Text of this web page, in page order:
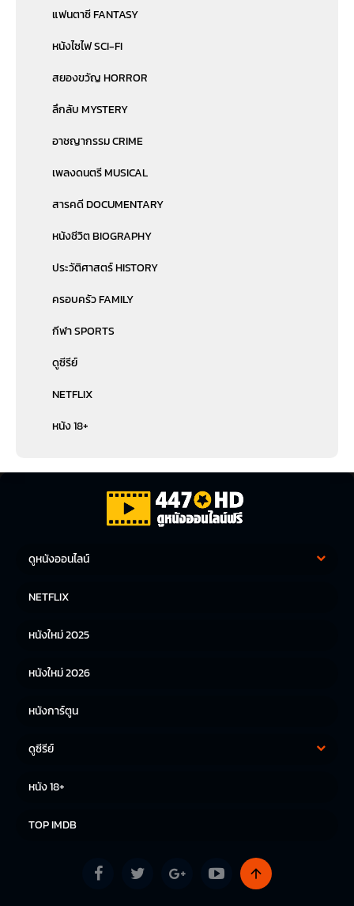
แฟนตาซี FANTASY
หนังไซไฟ SCI-FI
สยองขวัญ HORROR
ลึกลับ MYSTERY
อาชญากรรม CRIME
เพลงดนตรี MUSICAL
สารคดี DOCUMENTARY
หนังชีวิต BIOGRAPHY
ประวัติศาสตร์ HISTORY
ครอบครัว FAMILY
กีฬา SPORTS
ดูซีรีย์
NETFLIX
หนัง 18+
ดูหนังออนไลน์
หนังญี่ปุ่น
NETFLIX
หนังใหม่ 2025
หนังใหม่ 2026
หนังการ์ตูน
ดูซีรีย์
หนัง 18+
TOP IMDB